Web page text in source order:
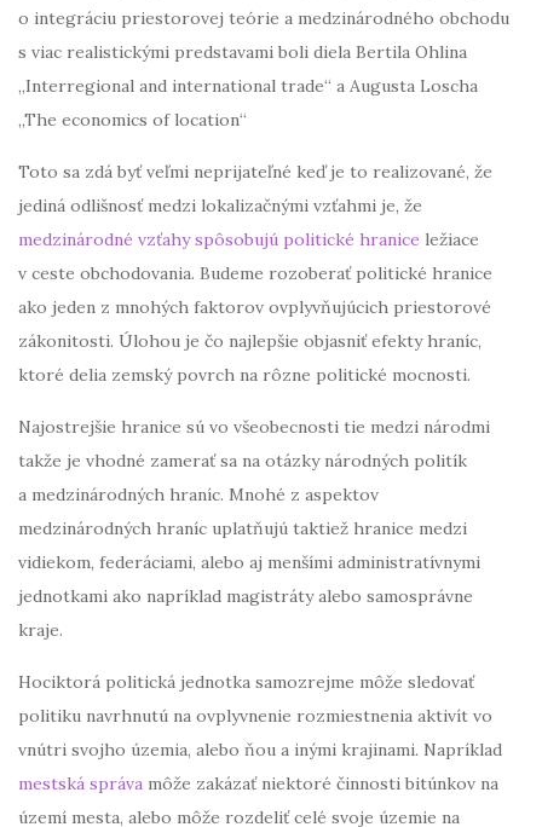
o integráciu priestorovej teórie a medzinárodného obchodu
s viac realistickými predstavami boli diela Bertila Ohlina
„Interregional and international trade“ a Augusta Loscha
„The economics of location“
Toto sa zdá byť veľmi neprijateľné keď je to realizované, že
jediná odlišnosť medzi lokalizačnými vzťahmi je, že
medzinárodné vzťahy spôsobujú politické hranice ležiace
v ceste obchodovania. Budeme rozoberať politické hranice
ako jeden z mnohých faktorov ovplyvňujúcich priestorové
zákonitosti. Úlohou je čo najlepšie objasniť efekty hraníc,
ktoré delia zemský povrch na rôzne politické mocnosti.
Najostrejšie hranice sú vo všeobecnosti tie medzi národmi
takže je vhodné zamerať sa na otázky národných politík
a medzinárodných hraníc. Mnohé z aspektov
medzinárodných hraníc uplatňujú taktiež hranice medzi
vidiekom, federáciami, alebo aj menšími administratívnymi
jednotkami ako napríklad magistráty alebo samosprávne
kraje.
Hociktorá politická jednotka samozrejme môže sledovať
politiku navrhnutú na ovplyvnenie rozmiestnenia aktivít vo
vnútri svojho územia, alebo ňou a inými krajinami. Napríklad
mestská správa môže zakázať niektoré činnosti bitúnkov na
území mesta, alebo môže rozdeliť celé svoje územie na